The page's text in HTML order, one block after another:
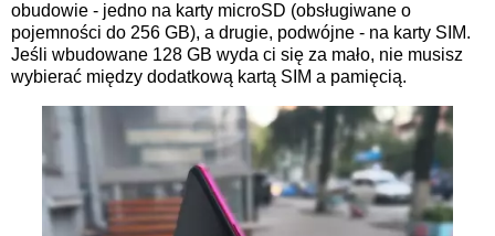
obudowie - jedno na karty microSD (obsługiwane o
pojemności do 256 GB), a drugie, podwójne - na karty SIM.
Jeśli wbudowane 128 GB wyda ci się za mało, nie musisz
wybierać między dodatkową kartą SIM a pamięcią.